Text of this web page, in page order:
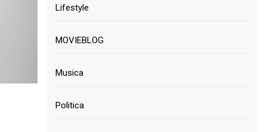
Lifestyle
MOVIEBLOG
Musica
Politica